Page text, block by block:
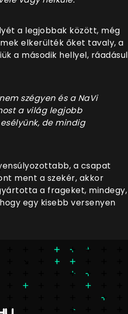
a legjobbak között, még
elkerülték őket tavaly, a
a második hellyel, ráadásul
szégyen és a NaVi
a világ legjobb
de mindig
a csapat
ment a szekér, akkor
a frageket, mindegy,
egy kisebb versenyen